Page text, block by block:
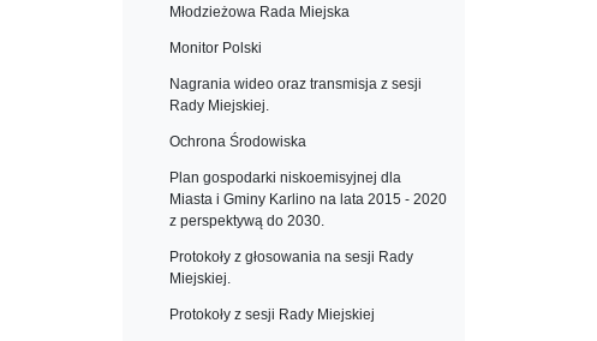
Młodzieżowa Rada Miejska
Monitor Polski
Nagrania wideo oraz transmisja z sesji
Rady Miejskiej.
Ochrona Środowiska
Plan gospodarki niskoemisyjnej dla
Miasta i Gminy Karlino na lata 2015 - 2020
z perspektywą do 2030.
Protokoły z głosowania na sesji Rady
Miejskiej.
Protokoły z sesji Rady Miejskiej